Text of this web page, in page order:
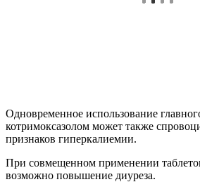
Одновременное использование
котримоксазолом может также
признаков гиперкалиемии.
При совмещенном применении
возможно повышение диуреза.